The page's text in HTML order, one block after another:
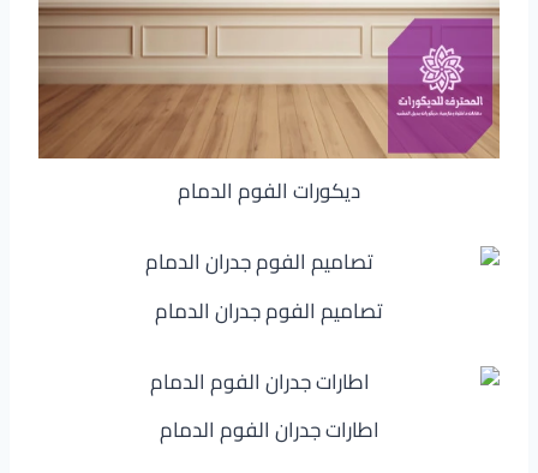
ديكورات الفوم الدمام
تصاميم الفوم جدران الدمام
اطارات جدران الفوم الدمام